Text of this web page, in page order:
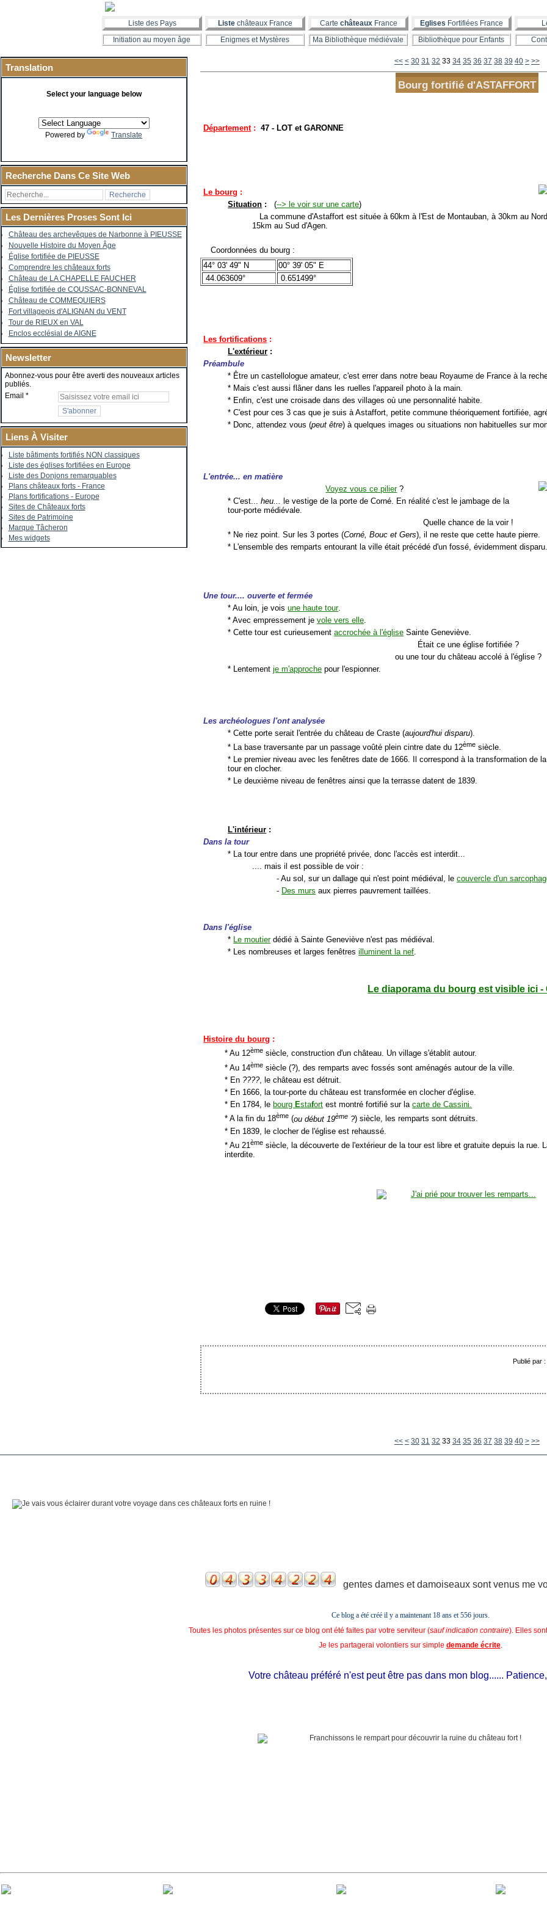
Liste des Pays Liste châteaux France Carte châteauxFrance Eglises Fortifiées France
Initiation au moyen âge
Enigmes et Mystères Ma Bibliothèque médiévale Bibliothèque pour Enfants
Translation
Select your language below
Powered by Translate
Recherche Dans Ce Site Web
Les Dernières Proses Sont Ici
Château des archevêques de Narbonne à PIEUSSE
Nouvelle Histoire du Moyen Âge
Église fortifiée de PIEUSSE
Comprendre les châteaux forts
Château de LA CHAPELLE FAUCHER
Église fortifiée de COUSSAC-BONNEVAL
Château de COMMEQUIERS
Fort villageois d'ALIGNAN du VENT
Tour de RIEUX en VAL
Enclos ecclésial de AIGNE
Newsletter
Abonnez-vous pour être averti des nouveaux articles
publiés.
Email
Liens À Visiter
Liste bâtiments fortifiés NON classiques
Liste des églises fortifiées en Europe
Liste des Donjons remarquables
Plans châteaux forts - France
Plans fortifications - Europe
Sites de Châteaux forts
Sites de Patrimoine
Marque Tâcheron
Mes widgets
<< < 10
20
30 31 32 33 34 35 36 37 38 39 40 50
60
70
80
> >>
Bourg fortifié d'ASTAFFORT
Département: 47 - LOT et GARONNE
Le bourg :
Situation : (--> le voir sur une carte)
La commune d'Astaffort est située à 60km à l'Est de Montauban, à 30km au
15km au Sud d'Agen.
Coordonnées du bourg :
44° 03' 49" N
00° 39' 05" E
44.063609°
0.651499°
Les fortifications :
L'extérieur :
Préambule
* Être un castellologue amateur, c'est errer dans notre beau Royaume de France à la
* Mais c'est aussi flâner dans les ruelles l'appareil photo à la main.
* Enfin, c'est une croisade dans des villages où une personnalité habite.
* C'est pour ces 3 cas que je suis à Astaffort, petite commune théoriquement fortifiée,
* Donc, attendez vous (peut être) à quelques images ou situations non habituelles sur
L'entrée... en matière
Voyez vous ce pilier?
* C'est...heu...
le vestige de la porte de Corné. En réalité c'est le jambage de la
tour-porte médiévale.
Quelle chance de la voir !
* Ne riez point. Sur les 3 portes (Corné, Bouc et Gers), il ne reste que cette haute pierre.
* L'ensemble des remparts entourant la ville était précédé d'un fossé, évidemment disparu.
Une tour.... ouverte et fermée
* Au loin, je voisune haute tour.
* Avec empressement jevole vers elle
* Cette tour est curieusementaccrochée à l'église Sainte Geneviève.
Était ce une église fortifiée ?
ou une tour du château accolé à l'église ?
* Lentementje m'approche pour l'espionner.
Les archéologues l'ont analysée
* Cette porte serait l'entrée du château de Craste (aujourd'hui disparu).
* La base traversante par un passage voûté plein cintre date du 12ème siècle.
* Le premier niveau avec les fenêtres date de 1666. Il correspond à la transformation de la
tour en clocher.
* Le deuxième niveau de fenêtres ainsi que la terrasse datent de 1839.
L'intérieur :
Dans la tour
* La tour entre dans une propriété privée, donc l'accès est interdit...
.... mais il est possible de voir :
- Au sol, sur un dallage qui n'est point médiéval, lecouvercle d'un
- Des murs aux pierres pauvrement taillées.
Dans l'église
* Le moutierdédié à Sainte Geneviève n'est pas médiéval.
* Les nombreuses et larges fenêtresilluminent la nef.
Le diaporama du bourg est visible ici -
Histoire du bourg :
* Au 12ème siècle, construction d'un château. Un village s'établit autour.
* Au 14ème siècle (?), des remparts avec fossés sont aménagés autour de la ville.
* En ????, le château est détruit.
* En 1666, la tour-porte du château est transformée en clocher d'église.
* En 1784, le bourg Estafort est montré fortifié sur lacarte de Cassini.
* A la fin du 18ème (ou début 19ème ?) siècle, les remparts sont détruits.
* En 1839, le clocher de l'église est rehaussé.
* Au 21ème siècle, la découverte de l'extérieur de la tour est libre et gratuite depuis la rue.
interdite.
Publié par
<< < 10
20
30 31 32 33 34 35 36 37 38 39 40 50
60
70
80
> >>
gentes dames et damoiseaux sont venus me
Ce blog a été créé il y a maintenant 18 ans et556 jours.
Toutes les photos présentes sur ce blog ont été faites par votre serviteur (sauf indication contraire). Elles
Je les partagerai volontiers sur simple demande écrite.
Votre château préféré n'est peut être pas dans mon blog...... Patience,